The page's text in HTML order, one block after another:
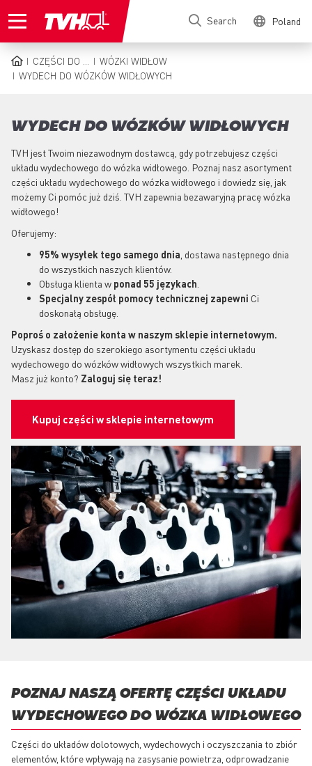
to
Search Poland
BREADCRUMB
CZĘŚCI DO ...
WÓZKI WIDŁOW
WYDECH DO WÓZKÓW WIDŁOWYCH
WYDECH DO WÓZKÓW WIDŁOWYCH
TVH jest Twoim niezawodnym dostawcą, gdy potrzebujesz części
układu wydechowego do wózka widłowego. Poznaj nasz asortyment
części układu wydechowego do wózka widłowego i dowiedz się, jak
możemy Ci pomóc już dziś. TVH zapewnia bezawaryjną pracę wózka
widłowego!
Oferujemy:
95% wysyłek tego samego dnia , dostawa następnego dnia
do wszystkich naszych klientów.
Obsługa klienta w ponad 55 językach
Specjalny zespół pomocy technicznej zapewni Ci
doskonałą obsługę.
Poproś o założenie konta w naszym sklepie internetowym.
Uzyskasz dostęp do szerokiego asortymentu części układu
wydechowego do wózków widłowych wszystkich marek.
Masz już konto? Zaloguj się teraz!
Kupuj części w sklepie internetowym
POZNAJ NASZĄ OFERTĘ CZĘŚCI UKŁADU
WYDECHOWEGO DO WÓZKA WIDŁOWEGO
Części do układów dolotowych, wydechowych i oczyszczania to zbiór
elementów, które wpływają na zasysanie powietrza, odprowadzanie